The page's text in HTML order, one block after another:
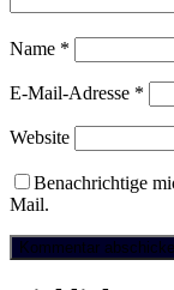
Name *
E-Mail-Adresse *
Website
Benachrichtige
Mail.